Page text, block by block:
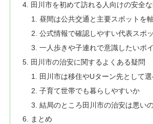
田川市を初めて訪れる人向けの安全
昼間は公共交通と主要スポットを
公式情報で確認しやすい代表スポ
一人歩きや子連れで意識したいポ
田川市の治安に関するよくある疑問
田川市は移住やUターン先として
子育て世帯でも暮らしやすいか
結局のところ田川市の治安は悪い
まとめ